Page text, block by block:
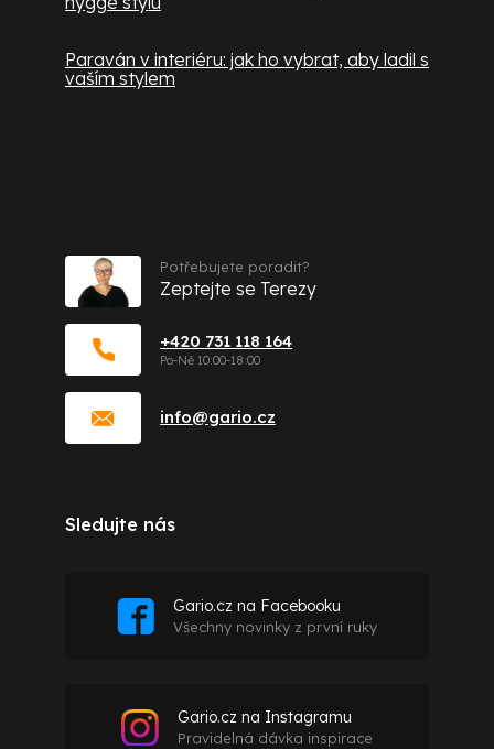
Paraván v interiéru: jak ho vybrat, aby ladil s
vaším stylem
info@gario.cz
+420 731 118 164
Potřebujete poradit?
Zeptejte se Terezy
Sledujte nás
Gario.cz na Facebooku
Všechny novinky z první ruky
Gario.cz na Instagramu
Pravidelná dávka inspirace